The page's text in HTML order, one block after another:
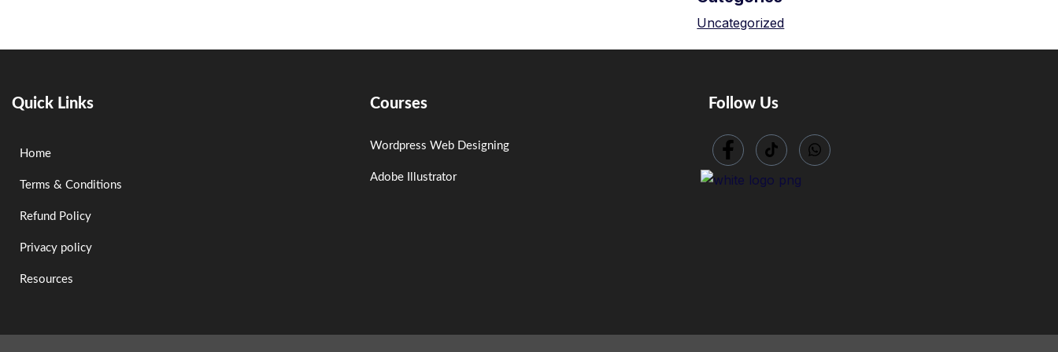
Uncategorized
Quick Links
Home
Terms & Conditions
Refund Policy
Privacy policy
Resources
Courses
Wordpress Web Designing
Adobe Illustrator
Follow Us